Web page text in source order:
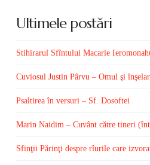
Ultimele postări
Stihirarul Sfîntului Macarie
Cuviosul Justin Pârvu – Omul şi
Psaltirea în versuri – Sf. Dosoftei
Marin Naidim – Cuvânt către tineri
Sfinţii Părinţi despre rîurile care